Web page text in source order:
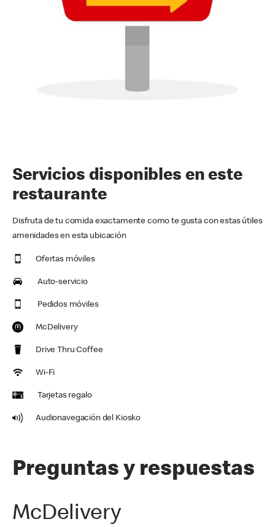
Servicios disponibles en este
restaurante
Disfruta de tu comida exactamente como te gusta con estas útiles
amenidades en esta ubicación
Ofertas móviles
Auto-servicio
Pedidos móviles
McDelivery
Drive Thru Coffee
Wi-Fi
Tarjetas regalo
Audionavegación del Kiosko
Preguntas y respuestas
McDelivery